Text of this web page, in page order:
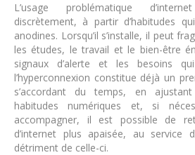
L’usage problématique
discrètement, à partir d’habitudes
anodines. Lorsqu’il s’installe, il peut
les études, le travail et le bien-être
signaux d’alerte et les besoins
l’hyperconnexion constitue déjà un
s’accordant du temps, en
habitudes numériques et, si
accompagner, il est possible de
d’internet plus apaisée, au service
détriment de celle-ci.